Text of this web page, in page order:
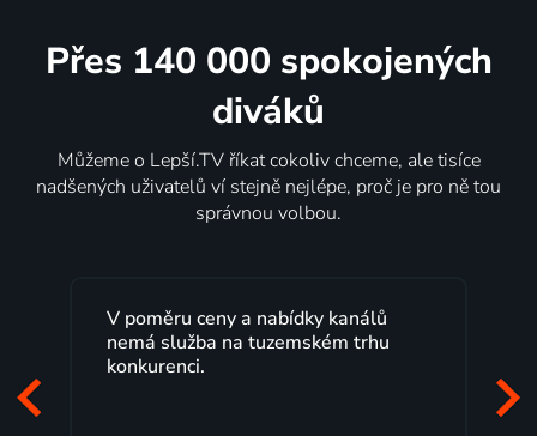
Přes 140 000 spokojených
diváků
Můžeme o Lepší.TV říkat cokoliv chceme, ale tisíce
nadšených uživatelů ví stejně nejlépe, proč je pro ně tou
správnou volbou.
V poměru ceny a nabídky kanálů
nemá služba na tuzemském trhu
konkurenci.